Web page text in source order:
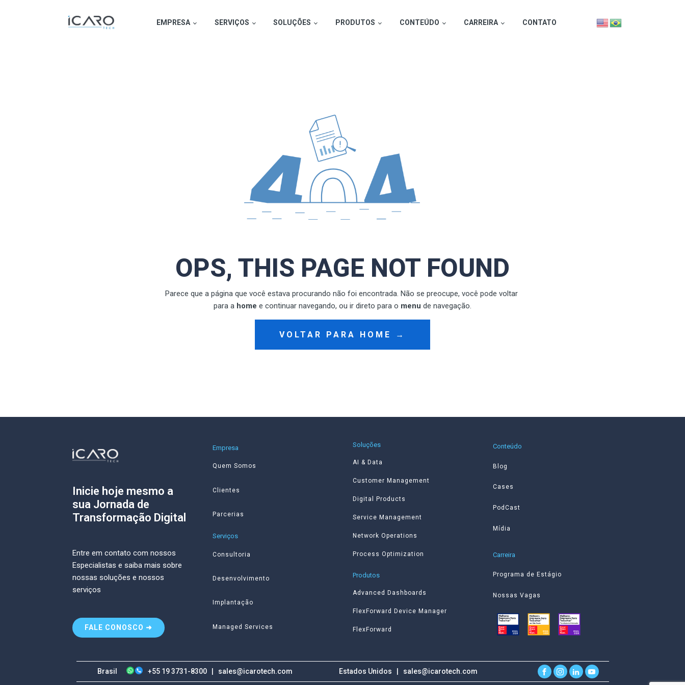
EMPRESA SERVIÇOS SOLUÇÕES PRODUTOS CONTEÚDO CARREIRA CONTATO
OPS, THIS PAGE NOT FOUND
Parece que a página que você estava procurando não foi encontrada. Não se preocupe, você pode voltar
para a home e continuar navegando, ou ir direto para o menu de navegação.
VOLTAR PARA HOME →
Inicie hoje mesmo a
sua Jornada de
Transformação Digital
Entre em contato com nossos
Especialistas e saiba mais sobre
nossas soluções e nossos
serviços
FALE CONOSCO ➜
Empresa
Quem Somos
Clientes
Parcerias
Serviços
Consultoria
Desenvolvimento
Implantação
Managed Services
Soluções
AI & Data
Customer Management
Digital Products
Service Management
Network Operations
Process Optimization
Produtos
Advanced Dashboards
FlexForward Device Manager
FlexForward
Conteúdo
Blog
Cases
PodCast
Mídia
Carreira
Programa de Estágio
Nossas Vagas
Brasil +55 19 3731-8300 | sales@icarotech.com Estados Unidos | sales@icarotech.com